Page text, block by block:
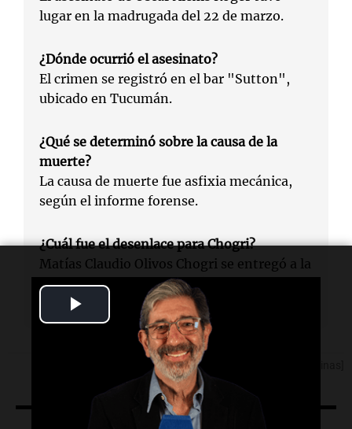
Video
lugar en la madrugada del 22 de marzo.
¿Dónde ocurrió el asesinato?
El crimen se registró en el bar "Sutton",
ubicado en Tucumán.
¿Qué se determinó sobre la causa de la
muerte?
La causa de muerte fue asfixia mecánica,
según el informe forense.
¿Cuál fue el desenlace para Chogri?
Matías Claudio Olivos Chogri se entregó a la
Justicia y actualmente está a derecho en la
causa.